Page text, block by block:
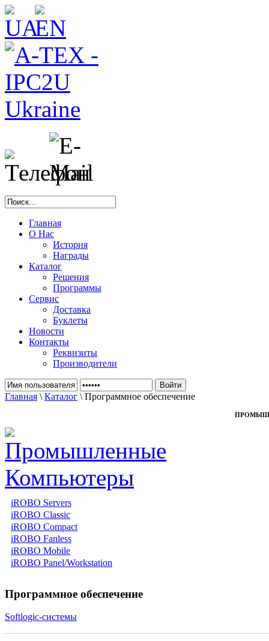
Главная
О Нас
История
Награды
Каталог
Решения
Программы
Сервис
Доставка
Буклеты
Новости
Контакты
Реквизиты
Производители
Главная \ Каталог \ Программное обеспечение
iROBO Servers
iROBO Classic
iROBO Compact
iROBO Fanless
iROBO Mobile
iROBO Panel/Workstation
Программное обеспечение
Softlogic-системы